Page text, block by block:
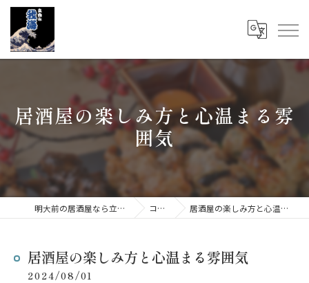
居酒屋の楽しみ方と心温まる雰
囲気
明大前の居酒屋なら立呑み 我海 コラム 居酒屋の楽しみ方と心温まる雰囲気
居酒屋の楽しみ方と心温まる雰囲気
2024/08/01